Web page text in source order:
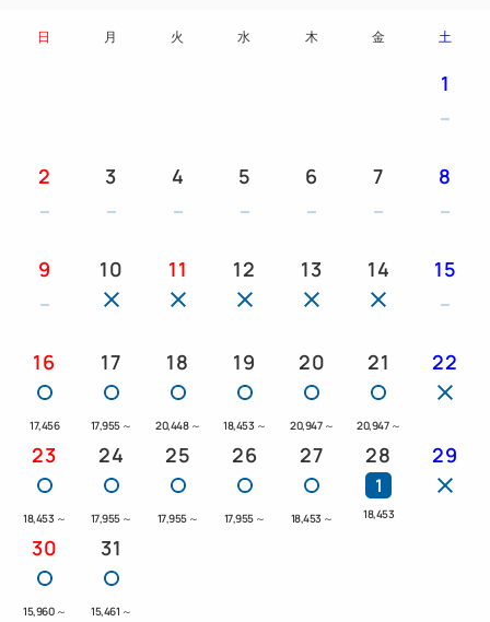
日 月 火 水 木 金 土
1
2 3 4 5 6 7 8
9 10 11 12 13 14 15
16
17,456
17
17,955 ～
18
20,448 ～
19
18,453 ～
20
20,947 ～
21
20,947 ～
22
23
18,453 ～
24
17,955 ～
25
17,955 ～
26
17,955 ～
27
18,453 ～
28
1
18,453
29
30
15,960 ～
31
15,461 ～